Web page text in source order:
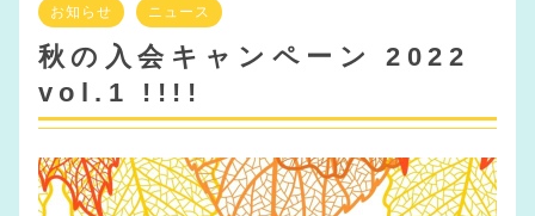
お知らせ ニュース
秋の入会キャンペーン 2022
vol.1 !!!!